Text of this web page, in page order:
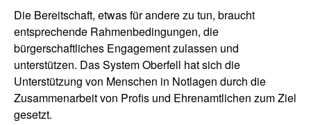
Die Bereitschaft, etwas für andere zu tun, braucht
entsprechende Rahmenbedingungen, die
bürgerschaftliches Engagement zulassen und
unterstützen. Das System Oberfell hat sich die
Unterstützung von Menschen in Notlagen durch die
Zusammenarbeit von Profis und Ehrenamtlichen zum Ziel
gesetzt.